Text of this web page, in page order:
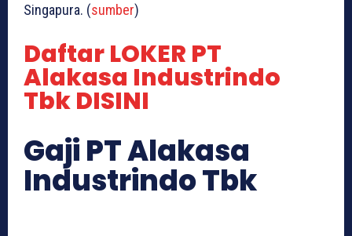
Singapura. (sumber)
Daftar LOKER PT
Alakasa Industrindo
Tbk DISINI
Gaji PT Alakasa
Industrindo Tbk